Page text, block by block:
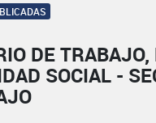
DE TRABAJO,
SOCIAL -